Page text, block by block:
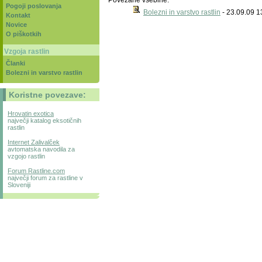
Bolezni in varstvo rastlin - 23.09.09
Pogoji poslovanja
Kontakt
Novice
O piškotkih
Vzgoja rastlin
Članki
Bolezni in varstvo rastlin
Koristne povezave:
Hrovatin exotica
največji katalog eksotičnih
rastlin
Internet Zalivalček
avtomatska navodila za
vzgojo rastlin
Forum Rastline.com
največji forum za rastline v
Sloveniji